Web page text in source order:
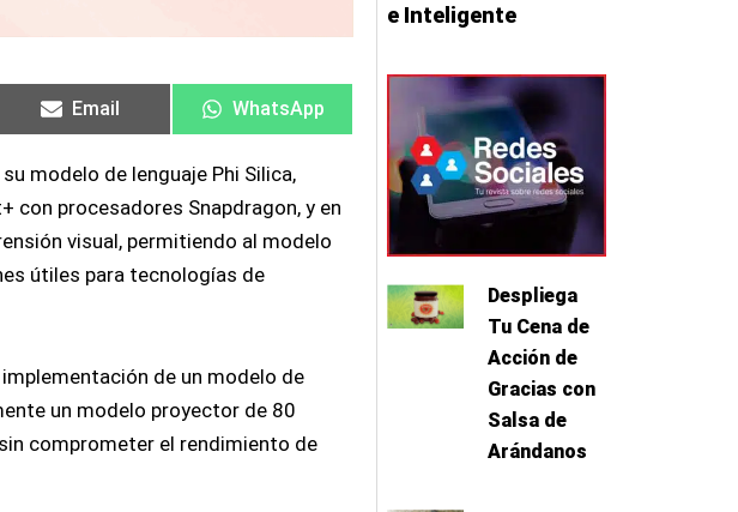
en
Email
en
WhatsApp
modelo de lenguaje Phi Silica,
con procesadores Snapdragon, y en
visual, permitiendo al modelo
útiles para tecnologías de
de un modelo de
un modelo proyector de 80
comprometer el rendimiento de
en
en
e Inteligente
Despliega
Tu Cena de
Acción de
Gracias con
Salsa de
Arándanos